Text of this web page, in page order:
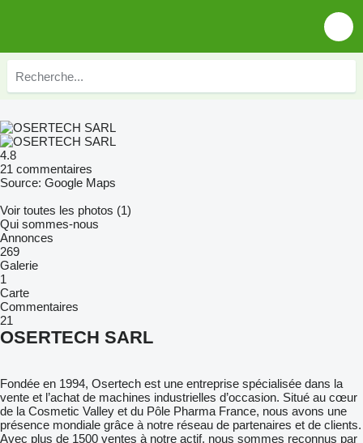
4.8
21 commentaires
Source: Google Maps
Voir toutes les photos (1)
Qui sommes-nous
Annonces
269
Galerie
1
Carte
Commentaires
21
OSERTECH SARL
Fondée en 1994, Osertech est une entreprise spécialisée dans la
vente et l’achat de machines industrielles d’occasion. Situé au cœur
de la Cosmetic Valley et du Pôle Pharma France, nous avons une
présence mondiale grâce à notre réseau de partenaires et de clients.
Avec plus de 1500 ventes à notre actif, nous sommes reconnus par